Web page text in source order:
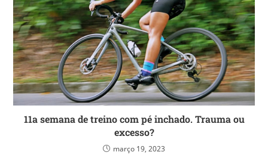
11a semana de treino com pé inchado. Trauma ou
excesso?
março 19, 2023